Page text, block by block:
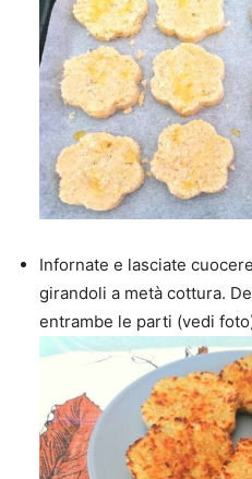
Infornate e lasciate
girandoli a metà cottura.
entrambe le parti (vedi